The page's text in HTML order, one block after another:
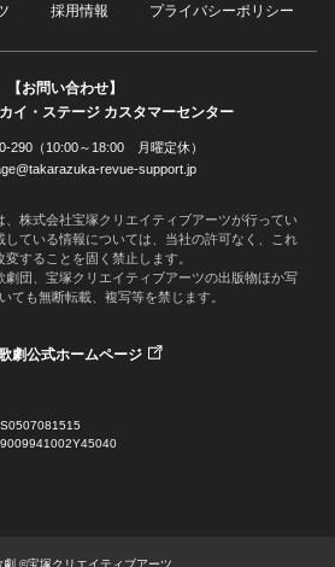
採用情報 プライバシーポリシー
【お問い合わせ】
イ・ステージ カスタマーセンター
290（10:00～18:00 月曜定休）
revue-support.jp
、株式会社宝塚クリエイティブアーツが行ってい
している情報については、当社の許可なく、これ
変することを固く禁止します。
劇団、宝塚クリエイティブアーツの出版物ほか写
ても無断転載、複写等を禁じます。
劇公式ホームページ
©宝塚クリエイティブアーツ